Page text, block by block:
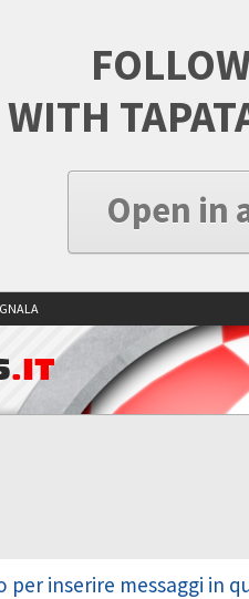
WITH
Open in
.IT
per inserire messaggi in